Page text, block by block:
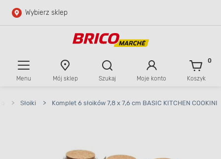
Przejdź do głównej zawartości
Wybierz sklep
Menu Mój sklep Szukaj Moje konto Koszyk
0
> Słoiki > Komplet 6 słoików 7,8 x 7,6 cm BASIC KITCHEN COOKINI